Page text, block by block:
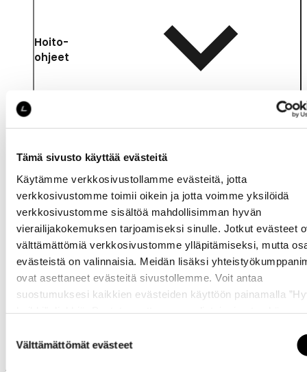
Tämä sivusto käyttää evästeitä
Käytämme verkkosivustollamme evästeitä, jotta
verkkosivustomme toimii oikein ja jotta voimme yksilöidä
verkkosivustomme sisältöä mahdollisimman hyvän
vierailijakokemuksen tarjoamiseksi sinulle. Jotkut evästeet
välttämättömiä verkkosivustomme ylläpitämiseksi, mutta
evästeistä on valinnaisia. Meidän lisäksi
ovat asettaneet evästeitä sivustollemme. Voit antaa
suostumuksesi kaikkien evästeiden käyttöön painamalla
valinta
Välttämättömät evästeet
Hoito-
ohjeet
Katso saatavuus
myymälässä